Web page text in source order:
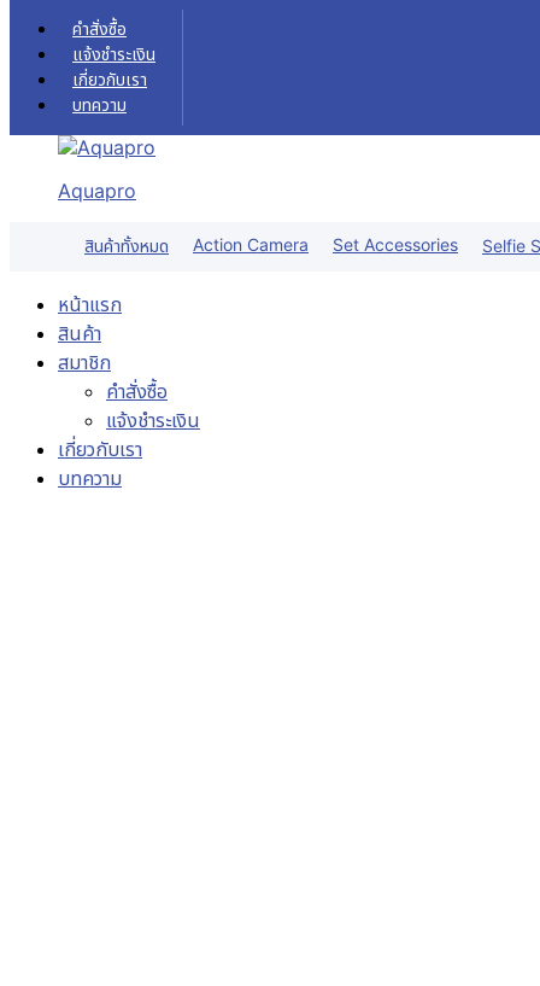
Skip to content
คำสั่งซื้อ
แจ้งชำระเงิน
เกี่ยวกับเรา
บทความ
Aquapro
สินค้าทั้งหมด Action Camera Set Accessories Selfie
หน้าแรก
สินค้า
สมาชิก
คำสั่งซื้อ
แจ้งชำระเงิน
เกี่ยวกับเรา
บทความ